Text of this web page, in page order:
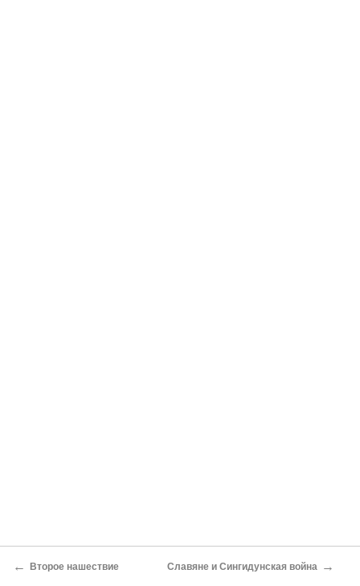
← Второе нашествие Славяне и Сингидунская война →